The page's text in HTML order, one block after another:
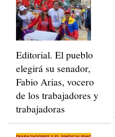
Editorial. El pueblo
elegirá su senador,
Fabio Arias, vocero
de los trabajadores y
trabajadoras